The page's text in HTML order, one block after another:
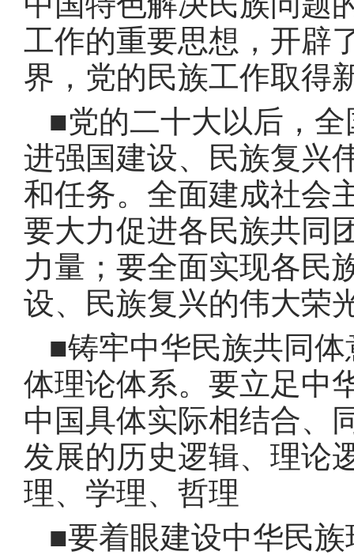
工作的重要思想，开辟
界，党的民族工作取得
■党的二十大以后，
进强国建设、民族复兴
和任务。 全面建成社会
要大力促进各民族共同
力量 ； 要全面实现各民
设、民族复兴的伟大荣
■铸牢中华民族共同
体理论体系。 要立足中
中国具体实际相结合、
发展的历史逻辑、理论
理、学理、哲理
■要着眼建设中华民